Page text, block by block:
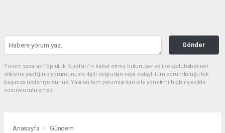
Gönder
Yorum yazarak Topluluk Kuralları’nı kabul etmiş bulunuyor ve ipekyoluhaber.net
sitesine yaptığınız yorumunuzla ilgili doğrudan veya dolaylı tüm sorumluluğu tek
başınıza üstleniyorsunuz. Yazılan tüm yorumlardan site yönetimi hiçbir şekilde
sorumlu tutulamaz.
Anasayfa Gündem